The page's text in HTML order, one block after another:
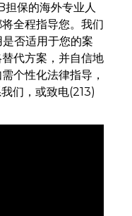
担保的海外专业人
全程指导您。我们
否适用于您的案
代方案，并自信地
个性化法律指导，
们，或致电(213)